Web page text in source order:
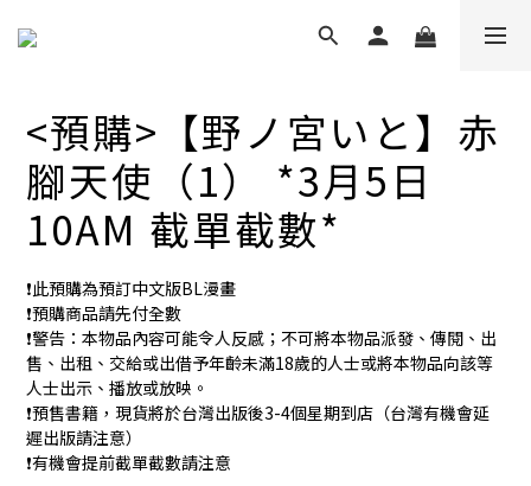
<預購>【野ノ宮いと】赤
腳天使（1） *3月5日
10AM 截單截數*
❗️此預購為預訂中文版BL漫畫
❗️預購商品請先付全數
❗️警告：本物品內容可能令人反感；不可將本物品派發、傳閱、出
售、出租、交給或出借予年齡未滿18歲的人士或將本物品向該等
人士出示、播放或放映。
❗️預售書籍，現貨將於台灣出版後3-4個星期到店（台灣有機會延
遲出版請注意）
❗️有機會提前截單截數請注意